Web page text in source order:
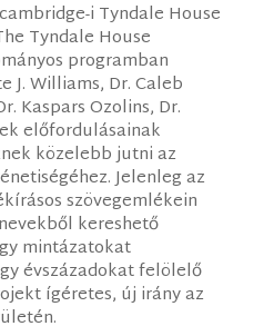
i Tyndale House
Tyndale House
programban
J. Williams, Dr. Caleb
Kaspars Ozolins, Dr.
előfordulásainak
közelebb jutni az
Jelenleg az
szövegemlékein
kereshető
mintázatokat
évszázadokat felölelő
ígéretes, új irány az